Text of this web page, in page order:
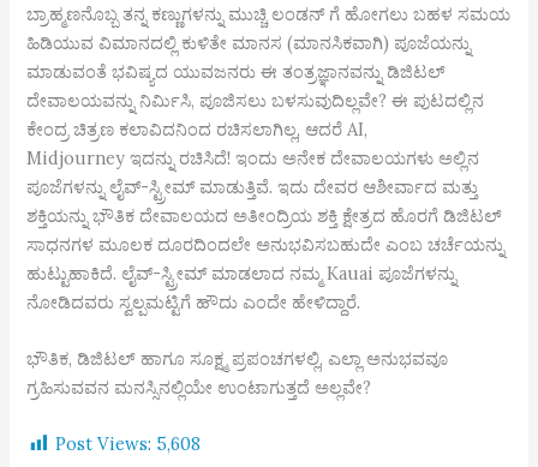
ಬ್ರಾಹ್ಮಣನೊಬ್ಬ ತನ್ನ ಕಣ್ಣುಗಳನ್ನು ಮುಚ್ಚಿ ಲಂಡನ್ ಗೆ ಹೋಗಲು ಬಹಳ ಸಮಯ
ಹಿಡಿಯುವ ವಿಮಾನದಲ್ಲಿ ಕುಳಿತೇ ಮಾನಸ (ಮಾನಸಿಕವಾಗಿ) ಪೂಜೆಯನ್ನು
ಮಾಡುವಂತೆ ಭವಿಷ್ಯದ ಯುವಜನರು ಈ ತಂತ್ರಜ್ಞಾನವನ್ನು ಡಿಜಿಟಲ್
ದೇವಾಲಯವನ್ನು ನಿರ್ಮಿಸಿ, ಪೂಜಿಸಲು ಬಳಸುವುದಿಲ್ಲವೇ? ಈ ಪುಟದಲ್ಲಿನ
ಕೇಂದ್ರ ಚಿತ್ರಣ ಕಲಾವಿದನಿಂದ ರಚಿಸಲಾಗಿಲ್ಲ, ಆದರೆ AI,
Midjourney ಇದನ್ನು ರಚಿಸಿದೆ! ಇಂದು ಅನೇಕ ದೇವಾಲಯಗಳು ಅಲ್ಲಿನ
ಪೂಜೆಗಳನ್ನು ಲೈವ್-ಸ್ಟ್ರೀಮ್ ಮಾಡುತ್ತಿವೆ. ಇದು ದೇವರ ಆಶೀರ್ವಾದ ಮತ್ತು
ಶಕ್ತಿಯನ್ನು ಭೌತಿಕ ದೇವಾಲಯದ ಅತೀಂದ್ರಿಯ ಶಕ್ತಿ ಕ್ಷೇತ್ರದ ಹೊರಗೆ ಡಿಜಿಟಲ್
ಸಾಧನಗಳ ಮೂಲಕ ದೂರದಿಂದಲೇ ಅನುಭವಿಸಬಹುದೇ ಎಂಬ ಚರ್ಚೆಯನ್ನು
ಹುಟ್ಟುಹಾಕಿದೆ. ಲೈವ್-ಸ್ಟ್ರೀಮ್ ಮಾಡಲಾದ ನಮ್ಮ Kauai ಪೂಜೆಗಳನ್ನು
ನೋಡಿದವರು ಸ್ವಲ್ಪಮಟ್ಟಿಗೆ ಹೌದು ಎಂದೇ ಹೇಳಿದ್ದಾರೆ.
ಭೌತಿಕ, ಡಿಜಿಟಲ್ ಹಾಗೂ ಸೂಕ್ಷ್ಮ ಪ್ರಪಂಚಗಳಲ್ಲಿ, ಎಲ್ಲಾ ಅನುಭವವೂ
ಗ್ರಹಿಸುವವನ ಮನಸ್ಸಿನಲ್ಲಿಯೇ ಉಂಟಾಗುತ್ತದೆ ಅಲ್ಲವೇ?
Post Views: 5,608